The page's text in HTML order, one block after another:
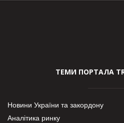
ТЕМИ ПОРТАЛА
Новини України та закордону
Аналітика ринку